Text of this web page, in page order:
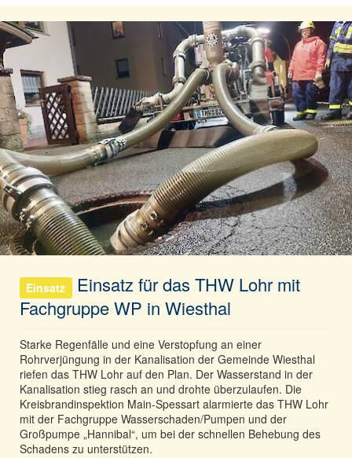
Einsatz
Einsatz für das THW Lohr mit
Fachgruppe WP in Wiesthal
Starke Regenfälle und eine Verstopfung an einer
Rohrverjüngung in der Kanalisation der Gemeinde Wiesthal
riefen das THW Lohr auf den Plan. Der Wasserstand in der
Kanalisation stieg rasch an und drohte überzulaufen. Die
Kreisbrandinspektion Main-Spessart alarmierte das THW Lohr
mit der Fachgruppe Wasserschaden/Pumpen und der
Großpumpe „Hannibal“, um bei der schnellen Behebung des
Schadens zu unterstützen.